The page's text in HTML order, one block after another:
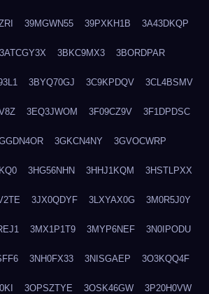
39MGWN55 39PXKH1B 3A43DKQP
3ATCGY3X 3BKC9MX3 3BORDPAR
3BYQ70GJ 3C9KPDQV 3CL4BSMV
3EQ3JWOM 3F09CZ9V 3F1DPDSC
3GKCN4NY 3GVOCWRP
3HG56NHN 3HHJ1KQM 3HSTLPXX
3JX0QDYF 3LXYAX0G 3M0R5J0Y
3MX1P1T9 3MYP6NEF 3N0IPODU
3NH0FX33 3NISGAEP 3O3KQQ4F
3OPSZTYE 3OSK46GW 3P20H0VW